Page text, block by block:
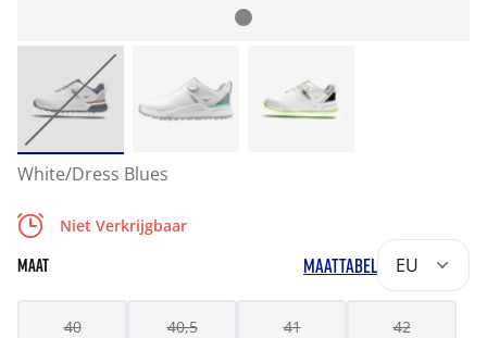
White/Dress Blues
Niet Verkrijgbaar
MAAT MAATTABEL EU
40 40,5 41 42